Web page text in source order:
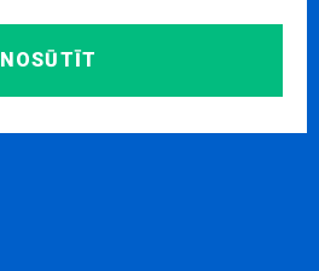
NOSŪTĪT